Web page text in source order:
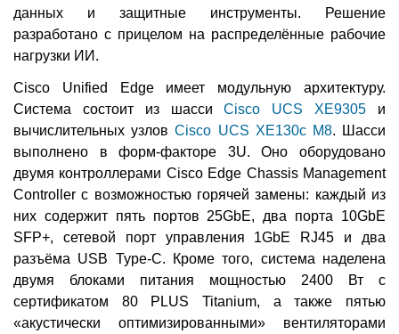
данных и защитные инструменты. Решение
разработано с прицелом на распределённые рабочие
нагрузки ИИ.
Cisco Unified Edge имеет модульную архитектуру.
Система состоит из шассиCisco UCS XE9305 и
вычислительных узловCisco UCS XE130c M8. Шасси
выполнено в форм-факторе 3U. Оно оборудовано
двумя контроллерами Cisco Edge Chassis Management
Controller с возможностью горячей замены: каждый из
них содержит пять портов 25GbE, два порта 10GbE
SFP+, сетевой порт управления 1GbE RJ45 и два
разъёма USB Type-C. Кроме того, система наделена
двумя блоками питания мощностью 2400 Вт с
сертификатом 80 PLUS Titanium, а также пятью
«акустически оптимизированными» вентиляторами